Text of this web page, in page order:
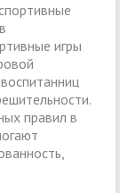
игры
правил в